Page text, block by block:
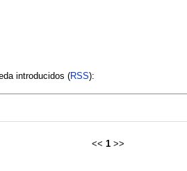
introducidos (RSS):
<< 1 >>